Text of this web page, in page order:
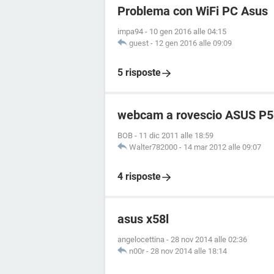
Problema con WiFi PC Asus
impa94 - 10 gen 2016 alle 04:15
guest - 12 gen 2016 alle 09:09
5 risposte
webcam a rovescio ASUS
BOB - 11 dic 2011 alle 18:59
Walter782000 - 14 mar 2012 alle 09:07
4 risposte
asus x58l
angelocettina - 28 nov 2014 alle 02:36
n00r - 28 nov 2014 alle 18:14